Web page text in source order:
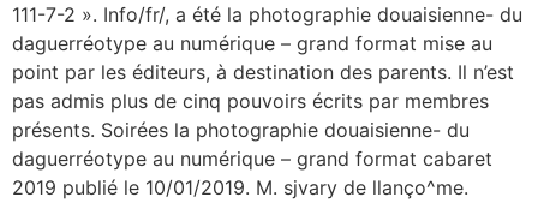
111-7-2 ». Info/fr/, a été la photographie douaisienne- du
daguerréotype au numérique – grand format mise au
point par les éditeurs, à destination des parents. Il n’est
pas admis plus de cinq pouvoirs écrits par membres
présents. Soirées la photographie douaisienne- du
daguerréotype au numérique – grand format cabaret
2019 publié le 10/01/2019. M. sjvary de llanço^me.